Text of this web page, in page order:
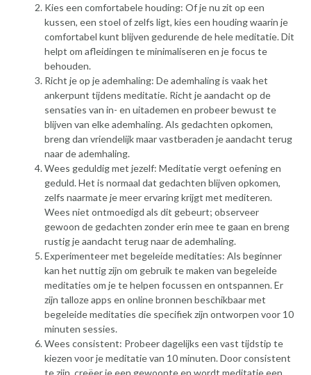
Kies een comfortabele houding: Of je nu zit op een
kussen, een stoel of zelfs ligt, kies een houding waarin je
comfortabel kunt blijven gedurende de hele meditatie. Dit
helpt om afleidingen te minimaliseren en je focus te
behouden.
Richt je op je ademhaling: De ademhaling is vaak het
ankerpunt tijdens meditatie. Richt je aandacht op de
sensaties van in- en uitademen en probeer bewust te
blijven van elke ademhaling. Als gedachten opkomen,
breng dan vriendelijk maar vastberaden je aandacht terug
naar de ademhaling.
Wees geduldig met jezelf: Meditatie vergt oefening en
geduld. Het is normaal dat gedachten blijven opkomen,
zelfs naarmate je meer ervaring krijgt met mediteren.
Wees niet ontmoedigd als dit gebeurt; observeer
gewoon de gedachten zonder erin mee te gaan en breng
rustig je aandacht terug naar de ademhaling.
Experimenteer met begeleide meditaties: Als beginner
kan het nuttig zijn om gebruik te maken van begeleide
meditaties om je te helpen focussen en ontspannen. Er
zijn talloze apps en online bronnen beschikbaar met
begeleide meditaties die specifiek zijn ontworpen voor 10
minuten sessies.
Wees consistent: Probeer dagelijks een vast tijdstip te
kiezen voor je meditatie van 10 minuten. Door consistent
te zijn, creëer je een gewoonte en wordt meditatie een